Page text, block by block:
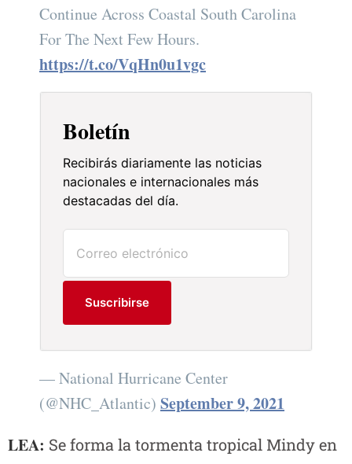
Continue Across Coastal South Carolina
For The Next Few Hours.
https://t.co/VqHn0u1vgc
Boletín
Recibirás diariamente las noticias
nacionales e internacionales más
destacadas del día.
Suscribirse
— National Hurricane Center
(@NHC_Atlantic) September 9, 2021
LEA: Se forma la tormenta tropical Mindy en